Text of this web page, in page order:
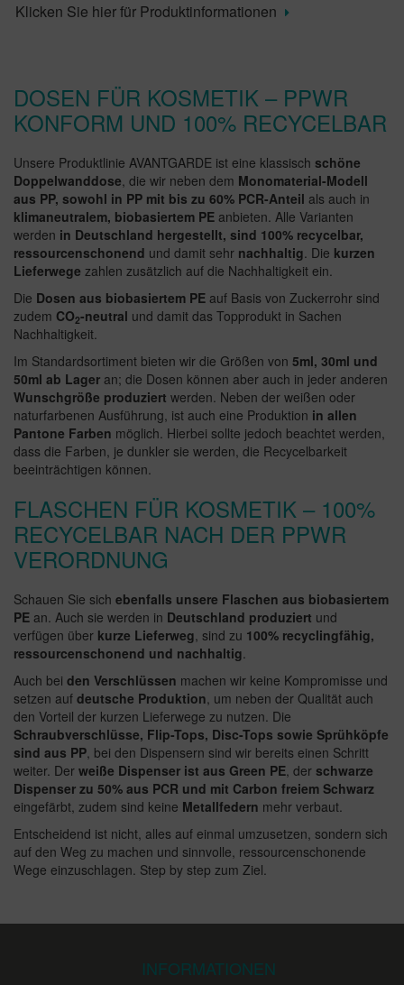
Klicken Sie hier für Produktinformationen
DOSEN FÜR KOSMETIK – PPWR
KONFORM UND 100% RECYCELBAR
Unsere Produktlinie AVANTGARDE ist eine klassisch schöne
Doppelwanddose, die wir neben dem Monomaterial-Modell
aus PP, sowohl in PP mit bis zu 60% PCR-Anteil als auch in
klimaneutralem, biobasiertem PE anbieten. Alle Varianten
werden in Deutschland hergestellt, sind 100% recycelbar,
ressourcenschonend und damit sehr nachhaltig. Die kurzen
Lieferwege zahlen zusätzlich auf die Nachhaltigkeit ein.
Die Dosen aus biobasiertem PE auf Basis von Zuckerrohr sind
zudem CO2-neutral und damit das Topprodukt in Sachen
Nachhaltigkeit.
Im Standardsortiment bieten wir die Größen von 5ml, 30ml und
50ml ab Lager an; die Dosen können aber auch in jeder anderen
Wunschgröße produziert werden. Neben der weißen oder
naturfarbenen Ausführung, ist auch eine Produktion in allen
Pantone Farben möglich. Hierbei sollte jedoch beachtet werden,
dass die Farben, je dunkler sie werden, die Recycelbarkeit
beeinträchtigen können.
FLASCHEN FÜR KOSMETIK – 100%
RECYCELBAR NACH DER PPWR
VERORDNUNG
Schauen Sie sich ebenfalls unsere Flaschen aus biobasiertem
PE an. Auch sie werden in Deutschland produziert und
verfügen über kurze Lieferweg, sind zu 100% recyclingfähig,
ressourcenschonend und nachhaltig.
Auch bei den Verschlüssen machen wir keine Kompromisse und
setzen auf deutsche Produktion, um neben der Qualität auch
den Vorteil der kurzen Lieferwege zu nutzen. Die
Schraubverschlüsse, Flip-Tops, Disc-Tops sowie Sprühköpfe
sind aus PP, bei den Dispensern sind wir bereits einen Schritt
weiter. Der weiße Dispenser ist aus Green PE, der schwarze
Dispenser zu 50% aus PCR und mit Carbon freiem Schwarz
eingefärbt, zudem sind keine Metallfedern mehr verbaut.
Entscheidend ist nicht, alles auf einmal umzusetzen, sondern sich
auf den Weg zu machen und sinnvolle, ressourcenschonende
Wege einzuschlagen. Step by step zum Ziel.
INFORMATIONEN